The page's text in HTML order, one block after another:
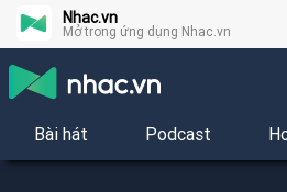
Nhac.vn
Mở trong ứng dụng Nhac.vn
Bài hát Podcast